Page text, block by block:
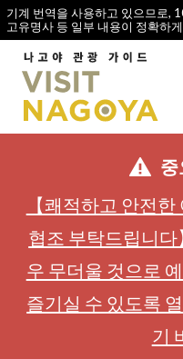
기계 번역을 사용하고 있으므로,
고유명사 등 일부 내용이 정확하
중
【쾌적하고 안전
협조 부탁드립니다
우 무더울 것으로
즐기실 수 있도록
기